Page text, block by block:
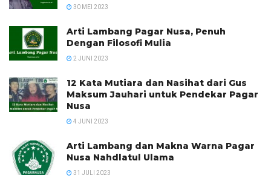
30 MEI 2023
Arti Lambang Pagar Nusa, Penuh
Dengan Filosofi Mulia
2 JUNI 2023
12 Kata Mutiara dan Nasihat dari Gus
Maksum Jauhari untuk Pendekar Pagar
Nusa
4 JUNI 2023
Arti Lambang dan Makna Warna Pagar
Nusa Nahdlatul Ulama
31 JULI 2023